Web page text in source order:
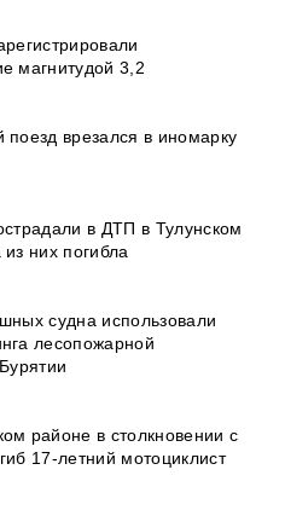
магнитудой 3,2
поезд врезался в иномарку
в ДТП в Тулунском
них погибла
судна использовали
лесопожарной
районе в столкновении с
17-летний мотоциклист